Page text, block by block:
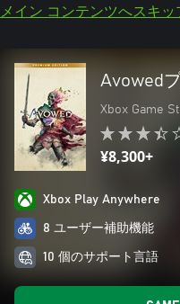
メイン コンテンツへスキッ
Avowed
Xbox Game
¥8,300+
Xbox Play Anywhere
8 ユーザー補助機能
10 個のサポート言語